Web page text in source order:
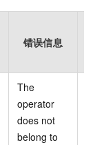
错误信息
The
operator
does not
belong to